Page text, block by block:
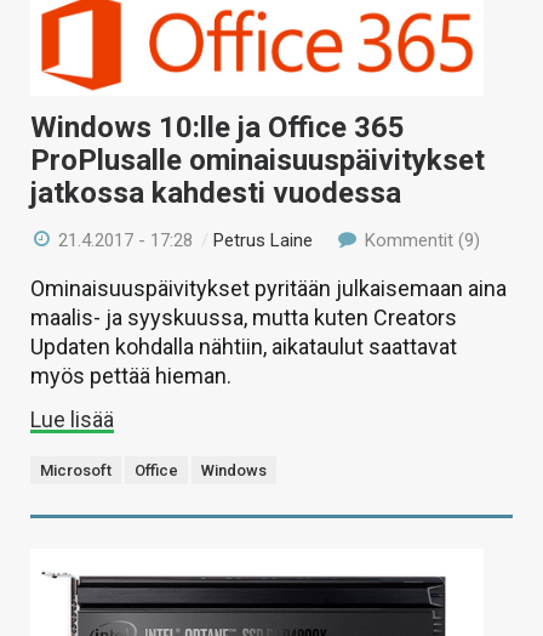
Windows 10:lle ja Office 365
ProPlusalle ominaisuuspäivitykset
jatkossa kahdesti vuodessa
21.4.2017 - 17:28 /Petrus Laine Kommentit (9)
Ominaisuuspäivitykset pyritään julkaisemaan aina
maalis- ja syyskuussa, mutta kuten Creators
Updaten kohdalla nähtiin, aikataulut saattavat
myös pettää hieman.
Lue lisää
Microsoft Office Windows